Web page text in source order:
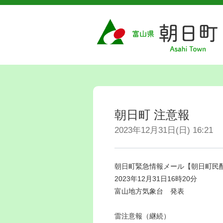
朝日町 注意報
2023年12月31日(日) 16:21
朝日町緊急情報メール【朝日町民
2023年12月31日16時20分
富山地方気象台 発表
雷注意報（継続）